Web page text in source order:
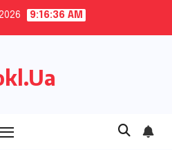
9:16:37 AM